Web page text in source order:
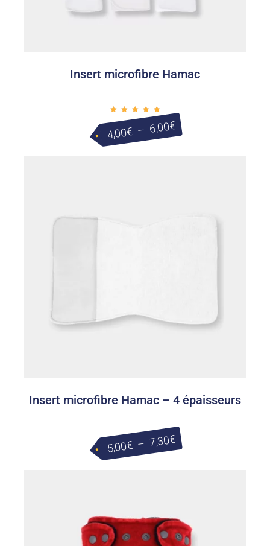
Insert microfibre Hamac
Note
sur 5
4,00€ – 6,00€Plage
Insert microfibre Hamac – 4 épaisseurs
5,00€ – 7,30€Plage
à